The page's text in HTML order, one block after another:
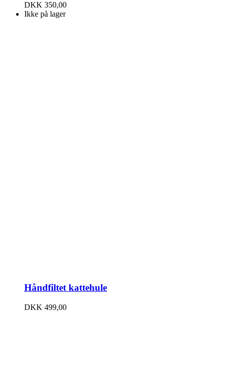
DKK 350,00
Ikke på lager
Håndfiltet kattehule
DKK 499,00